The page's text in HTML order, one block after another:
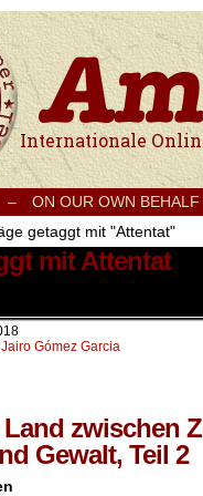
Internationale
– ON OUR OWN
getaggt mit "Attentat"
mit Attentat
Jairo Gómez Garcia
zwischen
Gewalt, Teil 2